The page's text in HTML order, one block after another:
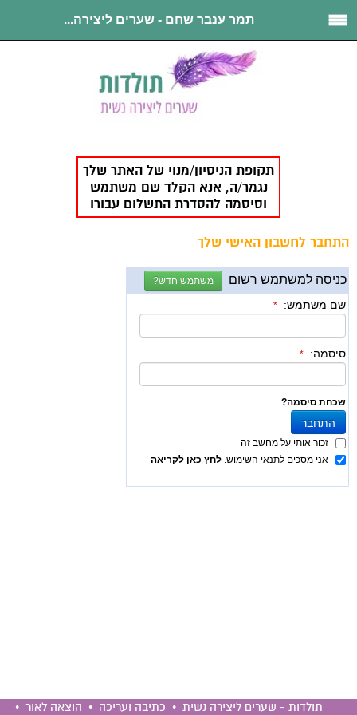
תמר ענבר שחם - שערים ליצירה...
תקופת הניסיון/מנוי של האתר שלך
נגמר/ה, אנא הקלד שם משתמש
וסיסמה להסדרת התשלום עבורו
התחבר לחשבון האישי שלך
תולדות - שערים ליצירה נשית • כתיבה ועריכה • הוצאה לאור •